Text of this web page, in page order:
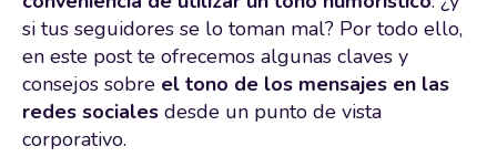
si tus seguidores se lo toman mal? Por todo ello,
en este post te ofrecemos algunas claves y
consejos sobre el tono de los mensajes en las
redes sociales desde un punto de vista
corporativo.